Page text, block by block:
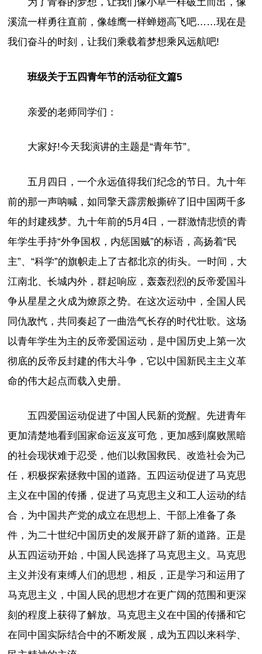
为了青春的梦想，让我们像小草一样破土而出，像
溪流一样勇往直前，像雄鹰一样蝉翅高飞吧……现在是
我们奋斗的时刻，让我们乘载着梦想乘风远航吧!
班级关于五四青年节的活动征文篇5
亲爱的老师同学们：
大家好!今天我演讲的主题是“青年节”。
五月四日，一个永远值得我们纪念的节日。九十年
前的那一声呐喊，如同擎天霹雳般撕碎了旧中国两千多
年的封建残梦。九十年前的5月4日，一群激情悲愤的青
年学生手持“外争国权，内惩国贼”的标语，高扬着“民
主”、“科学”的旗帜走上了古都北京的街头。一时间，大
江南北、长城内外，群起响应，轰轰烈烈的反帝爱国斗
争从星星之火成为燎原之势。在这次运动中，全国人民
同仇敌忾，共同奏起了一曲浩气长存的时代壮歌。这场
以青年学生为主的反帝爱国运动，是中国历史上第一次
彻底的反帝反封建的伟大斗争，它以中国新民主主义革
命的伟大起点而载入史册。
五四爱国运动促进了中国人民新的觉醒。先进青年
更加清楚地看到国家命运岌岌可危，更加感到腐败黑暗
的社会现状难于忍受，他们以救国救民、改造社会为己
任，积极探索拯救中国的道路。五四运动促进了马克思
主义在中国的传播，促进了马克思主义和工人运动的结
合，为中国共产党的成立在思想上、干部上准备了条
件，为二十世纪中国历史的发展开辟了新的道路。正是
从五四运动开始，中国人民选择了马克思主义。马克思
主义并没有束缚人们的思想，相反，正是学习和运用了
马克思主义，中国人民的思想才在更广阔的范围和更深
刻的程度上获得了解放。马克思主义在中国的传播和它
在同中国实际结合中的不断发展，成为五四以来科学、